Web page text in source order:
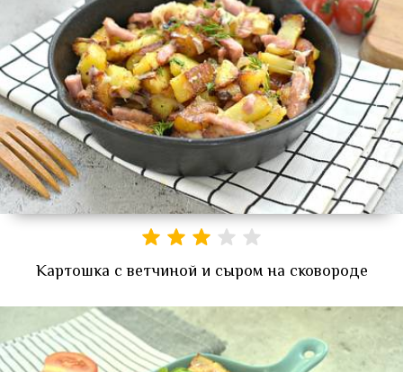
Картошка с ветчиной и сыром на сковороде